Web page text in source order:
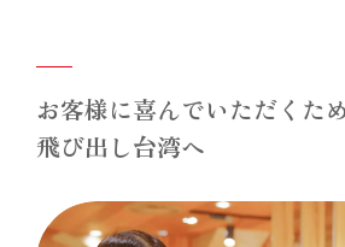
お客様に喜んでいただくた
飛び出し台湾へ